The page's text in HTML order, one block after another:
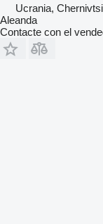
Ucrania, Chernivtsi
Aleanda
Contacte con el